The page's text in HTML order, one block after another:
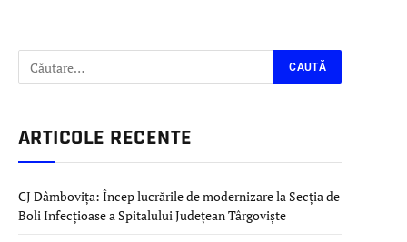
ARTICOLE RECENTE
CJ Dâmbovița: Încep lucrările de modernizare la Secția de
Boli Infecțioase a Spitalului Județean Târgoviște